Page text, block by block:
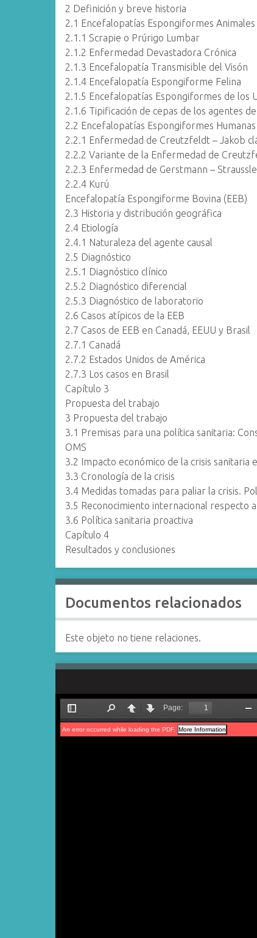
2 Definición y breve historia
2.1 Encefalopatías Espongiformes Animales
2.1.1 Scrapie o Prúrigo Lumbar
2.1.2 Enfermedad Devastadora Crónica
2.1.3 Encefalopatía Transmisible del Visón
2.1.4 Encefalopatía Espongiforme Felina
2.1.5 Encefalopatías Espongiformes de los
2.1.6 Tipificación de cepas de los agentes
2.2 Encefalopatías Espongiformes Humanas
2.2.1 Enfermedad de Creutzfeldt – Jakob
2.2.2 Variante de la Enfermedad de
2.2.3 Enfermedad de Gerstmann –
2.2.4 Kurú
Encefalopatía Espongiforme Bovina (EEB)
2.3 Historia y distribución geográfica
2.4 Etiología
2.4.1 Naturaleza del agente causal
2.5 Diagnóstico
2.5.1 Diagnóstico clínico
2.5.2 Diagnóstico diferencial
2.5.3 Diagnóstico de laboratorio
2.6 Casos atípicos de la EEB
2.7 Casos de EEB en Canadá, EEUU y Brasil
2.7.1 Canadá
2.7.2 Estados Unidos de América
2.7.3 Los casos en Brasil
Capítulo 3
Propuesta del trabajo
3 Propuesta del trabajo
3.1 Premisas para una política sanitaria:
OMS
3.2 Impacto económico de la crisis sanitaria
3.3 Cronología de la crisis
3.4 Medidas tomadas para paliar la crisis.
3.5 Reconocimiento internacional respecto
3.6 Política sanitaria proactiva
Capítulo 4
Resultados y conclusiones
Documentos relacionados
Este objeto no tiene relaciones.